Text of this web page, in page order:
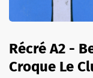
Récré A2 -
Croque Le